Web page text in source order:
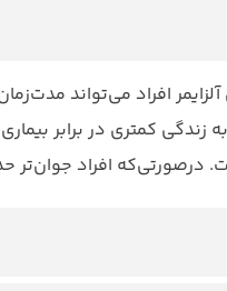
افراد می‌تواند
افراد بالای ۶۵ سال امید به زندگی